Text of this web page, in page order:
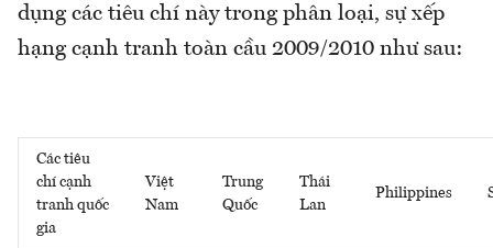
dụng các tiêu chí này trong phân loại, sự xếp
hạng cạnh tranh toàn cầu 2009/2010 như sau:
Các tiêu
chí cạnh
tranh quốc
gia
Việt
Nam
Trung
Quốc
Thái
Lan
Philippines